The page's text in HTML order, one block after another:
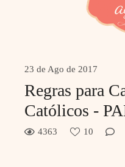
23 de Ago de 2017
Regras para
Católicos -
4363 10